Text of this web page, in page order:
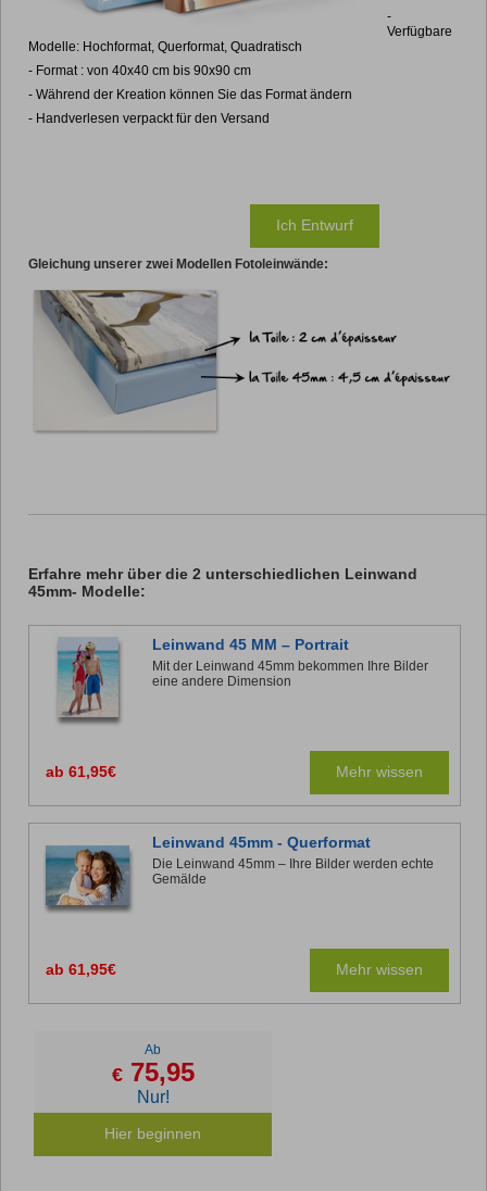
-
Verfügbare
Modelle: Hochformat, Querformat, Quadratisch
- Format : von 40x40 cm bis 90x90 cm
- Während der Kreation können Sie das Format ändern
- Handverlesen verpackt für den Versand
Ich Entwurf
Gleichung unserer zwei Modellen Fotoleinwände:
Erfahre mehr über die 2 unterschiedlichen Leinwand
45mm- Modelle:
Leinwand 45 MM – Portrait
Mit der Leinwand 45mm bekommen Ihre Bilder
eine andere Dimension
ab 61,95€ Mehr wissen
Leinwand 45mm - Querformat
Die Leinwand 45mm – Ihre Bilder werden echte
Gemälde
ab 61,95€ Mehr wissen
Ab
€75,95
Nur!
Hier beginnen